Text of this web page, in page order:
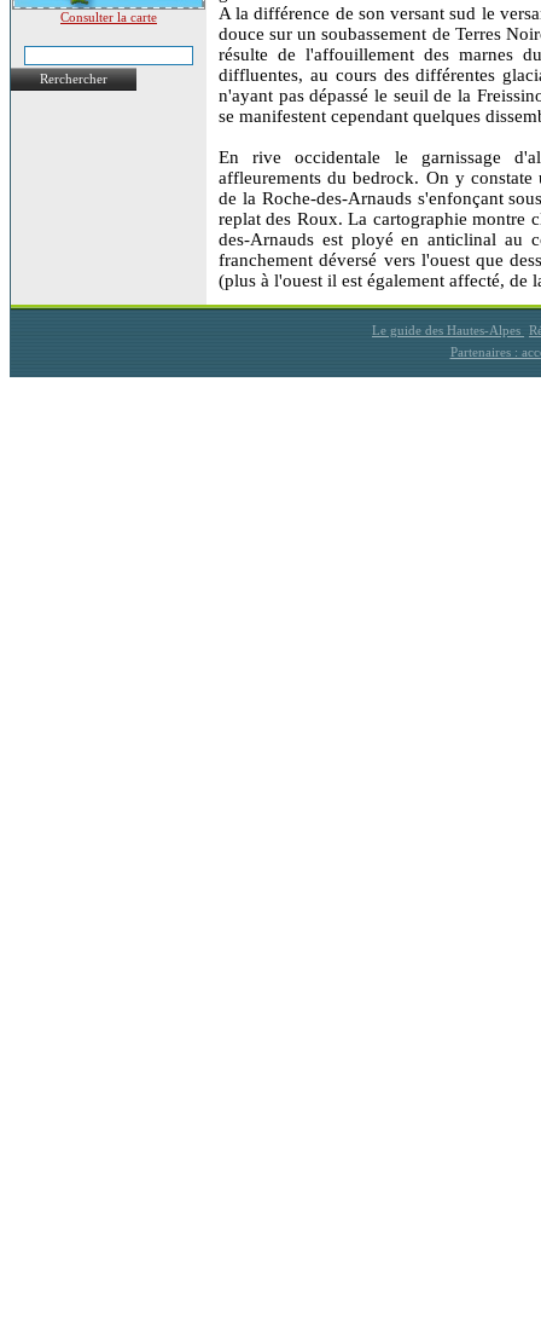
Consulter la carte
Rerchercher
A la différence de son versant sud le
douce sur un soubassement de Terres
résulte de l'affouillement des marnes
diffluentes, au cours des différentes
n'ayant pas dépassé le seuil de la
se manifestent cependant quelques
En rive occidentale le garnissage
affleurements du bedrock. On y
de la Roche-des-Arnauds s'enfonçant
replat des Roux. La cartographie montre
des-Arnauds est ployé en anticlinal au
franchement déversé vers l'ouest que
(plus à l'ouest il est également affecté, de
Le guide des Hautes-Alpes
Partenaires :